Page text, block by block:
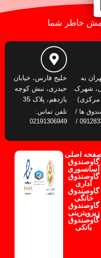
خاطر شما
تهران به
شهرک
مرکزی)
ها /
تلفن تماس: 09128334148 /
خلیج فارس، خیابان
حیدری، نبش کوچه
یازدهم، پلاک 35
تلفن تماس:
02191306949
اصلی
گاوصندوق
آسانسوری
گاوصندوق
اداری
گاوصندوق
خانگی
گاوصندوق
زیرویترینی
گاوصندوق
بانکی